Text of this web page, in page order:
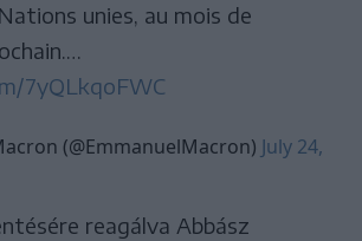
unies, au mois de
7yQLkqoFWC
(@EmmanuelMacron) July 24,
reagálva Abbász